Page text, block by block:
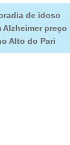
de idoso
Alzheimer preço
Alto do Pari